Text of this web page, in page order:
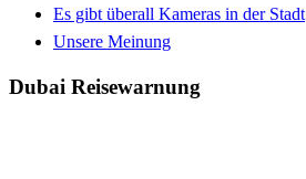
Es gibt überall Kameras in der Stadt
Unsere Meinung
Dubai Reisewarnung